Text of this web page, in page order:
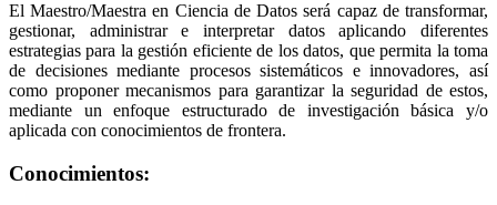
El Maestro/Maestra en Ciencia de Datos será capaz de transformar,
gestionar, administrar e interpretar datos aplicando diferentes
estrategias para la gestión eficiente de los datos, que permita la toma
de decisiones mediante procesos sistemáticos e innovadores, así
como proponer mecanismos para garantizar la seguridad de estos,
mediante un enfoque estructurado de investigación básica y/o
aplicada con conocimientos de frontera.
Conocimientos: